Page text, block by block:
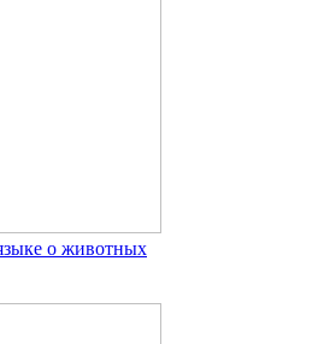
о животных